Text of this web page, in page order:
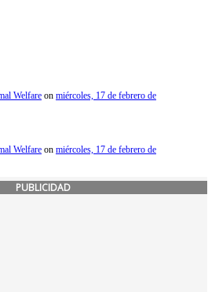
Welfare on miércoles, 17 de febrero de
Welfare on miércoles, 17 de febrero de
PUBLICIDAD